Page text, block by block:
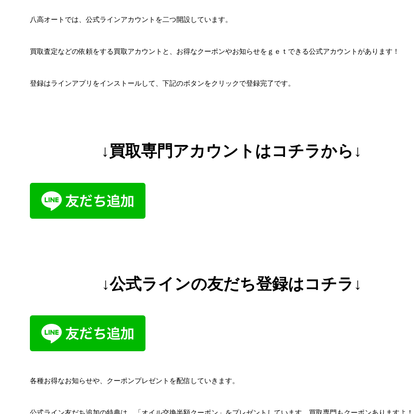
八高オートでは、公式ラインアカウントを二つ開設しています。
買取査定などの依頼をする買取アカウントと、お得なクーポンやお知らせをｇｅｔできる公式アカウントがあります！
登録はラインアプリをインストールして、下記のボタンをクリックで登録完了です。
↓買取専門アカウントはコチラから↓
↓公式ラインの友だち登録はコチラ↓
各種お得なお知らせや、クーポンプレゼントを配信していきます。